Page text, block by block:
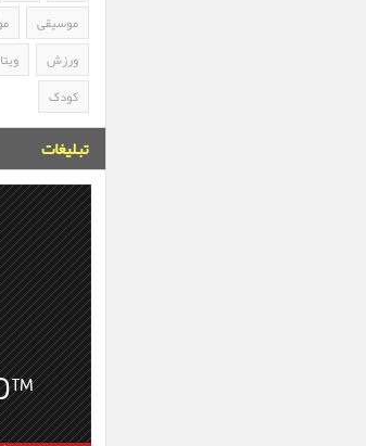
موسیقی
ورزش
کودک
تبلیغات